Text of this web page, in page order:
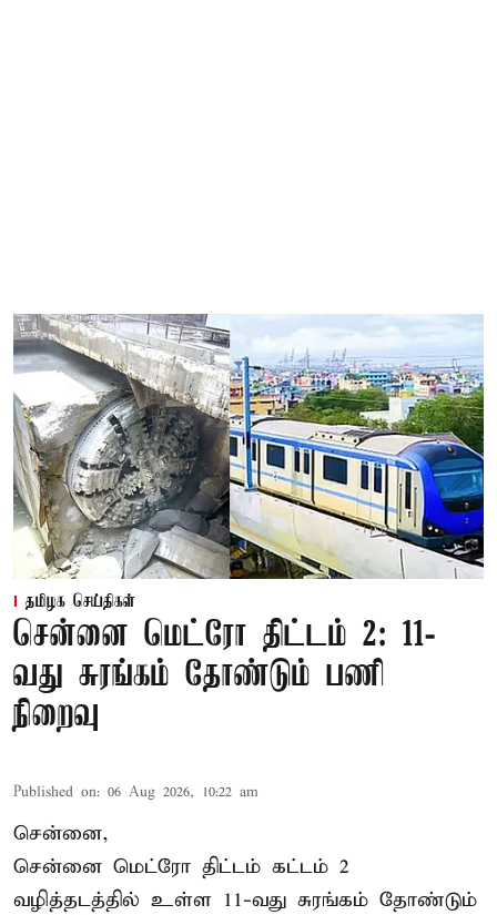
தமிழக செய்திகள்
சென்னை மெட்ரோ திட்டம் 2: 11-
வது சுரங்கம் தோண்டும் பணி
நிறைவு
Published on: 06 Aug 2026, 10:22 am
சென்னை,
சென்னை மெட்ரோ திட்டம் கட்டம் 2
வழித்தடத்தில் உள்ள 11-வது சுரங்கம் தோண்டும்